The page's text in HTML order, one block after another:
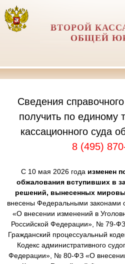
ВТОРОЙ
ОБЩЕЙ
Сведения
получить по единому
кассационного суда
8 (495)
С 10 мая 2026 года изменен
обжалования вступивших в
решений, вынесенных
внесены Федеральными законами
«О внесении изменений в
Российской Федерации», № 79-
Гражданский процессуальный
Кодекс административного
Федерации», № 80-ФЗ «О